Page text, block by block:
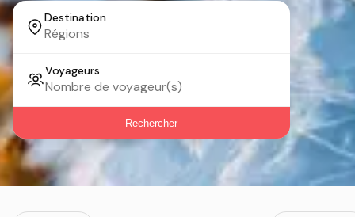
Destination
Voyageurs
Rechercher